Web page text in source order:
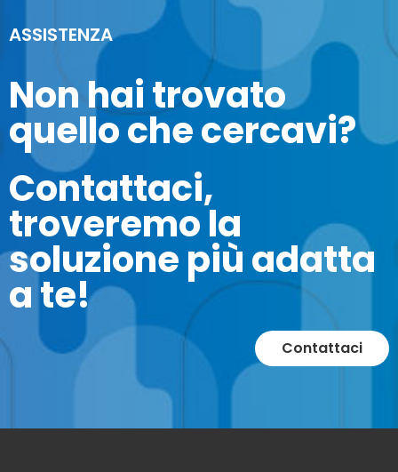
Outlet
Etichette adesive removibili vellum
ASSISTENZA
Non hai trovato
quello che cercavi?
Contattaci,
troveremo la
soluzione più adatta
a te!
Contattaci